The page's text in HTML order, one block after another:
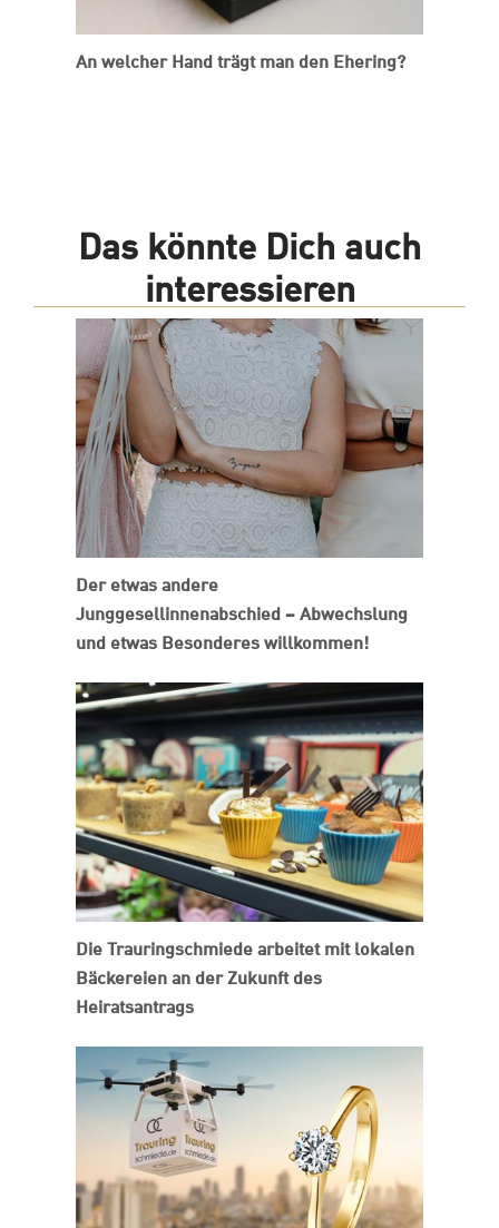
An welcher Hand trägt man den Ehering?
Das könnte Dich auch
interessieren
Der etwas andere
Junggesellinnenabschied – Abwechslung
und etwas Besonderes willkommen!
Die Trauringschmiede arbeitet mit lokalen
Bäckereien an der Zukunft des
Heiratsantrags